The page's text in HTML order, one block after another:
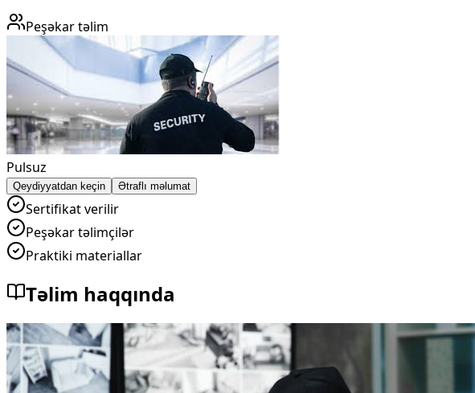
Peşəkar təlim
Pulsuz
Qeydiyyatdan keçin Ətraflı məlumat
Sertifikat verilir
Peşəkar təlimçilər
Praktiki materiallar
Təlim haqqında